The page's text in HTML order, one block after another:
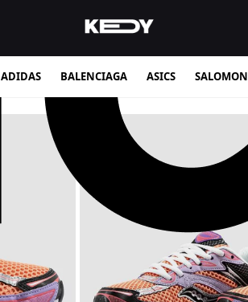
ADIDAS BALENCIAGA ASICS SALOMON